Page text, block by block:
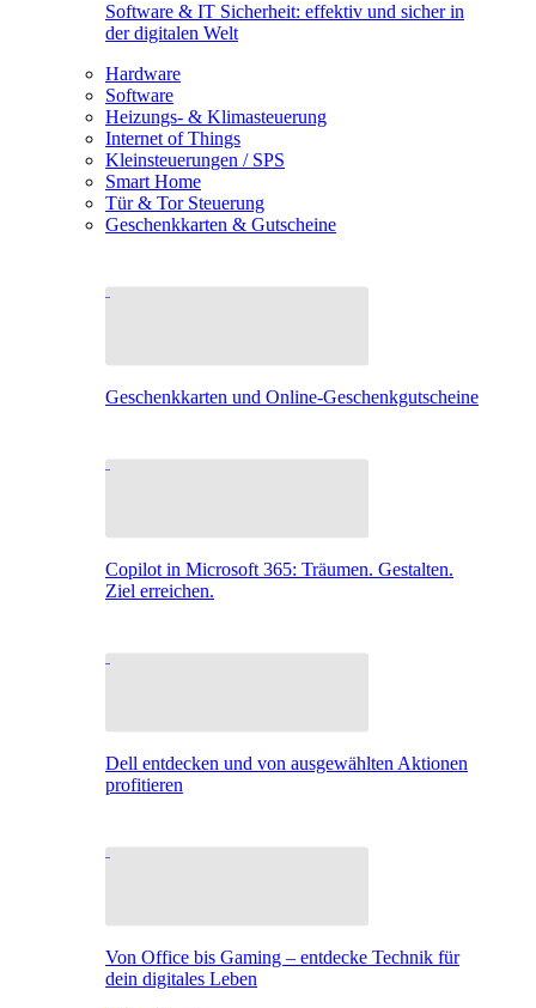
Software & IT Sicherheit: effektiv und sicher in
der digitalen Welt
Hardware
Software
Heizungs- & Klimasteuerung
Internet of Things
Kleinsteuerungen / SPS
Smart Home
Tür & Tor Steuerung
Geschenkkarten & Gutscheine
Geschenkkarten und Online-Geschenkgutscheine
Copilot in Microsoft 365: Träumen. Gestalten.
Ziel erreichen.
Dell entdecken und von ausgewählten Aktionen
profitieren
Von Office bis Gaming – entdecke Technik für
dein digitales Leben